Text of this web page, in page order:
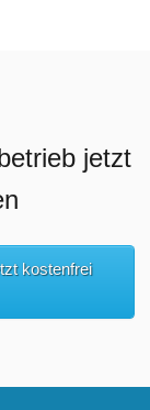
jetzt
kostenfrei